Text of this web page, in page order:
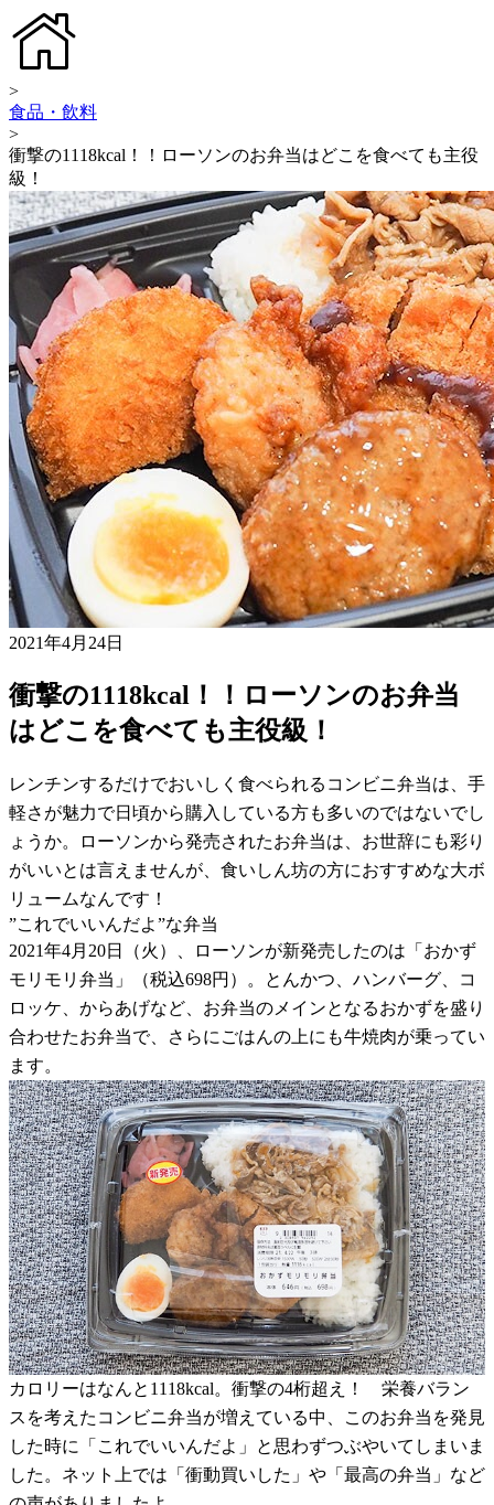
>
食品・飲料
>
衝撃の1118kcal！！ローソンのお弁当はどこを食べても主役
級！
2021年4月24日
衝撃の1118kcal！！ローソンのお弁当
はどこを食べても主役級！
レンチンするだけでおいしく食べられるコンビニ弁当は、手
軽さが魅力で日頃から購入している方も多いのではないでし
ょうか。ローソンから発売されたお弁当は、お世辞にも彩り
がいいとは言えませんが、食いしん坊の方におすすめな大ボ
リュームなんです！
”これでいいんだよ”な弁当
2021年4月20日（火）、ローソンが新発売したのは「おかず
モリモリ弁当」（税込698円）。とんかつ、ハンバーグ、コ
ロッケ、からあげなど、お弁当のメインとなるおかずを盛り
合わせたお弁当で、さらにごはんの上にも牛焼肉が乗ってい
ます。
カロリーはなんと1118kcal。衝撃の4桁超え！ 栄養バラン
スを考えたコンビニ弁当が増えている中、このお弁当を発見
した時に「これでいいんだよ」と思わずつぶやいてしまいま
した。ネット上では「衝動買いした」や「最高の弁当」など